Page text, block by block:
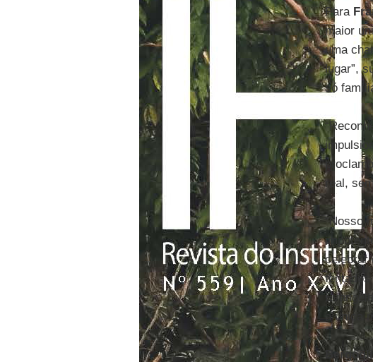
Para
maior
uma
lugar”,
só
real,
“Nosso
celebrar
a única